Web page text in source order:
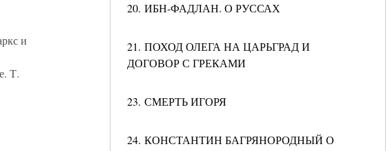
20. ИБН-ФАДЛАН. О РУССАХ
21. ПОХОД ОЛЕГА НА ЦАРЬГРАД И
ДОГОВОР С ГРЕКАМИ
23. СМЕРТЬ ИГОРЯ
24. КОНСТАНТИН БАГРЯНОРОДНЫЙ О
и
Т.